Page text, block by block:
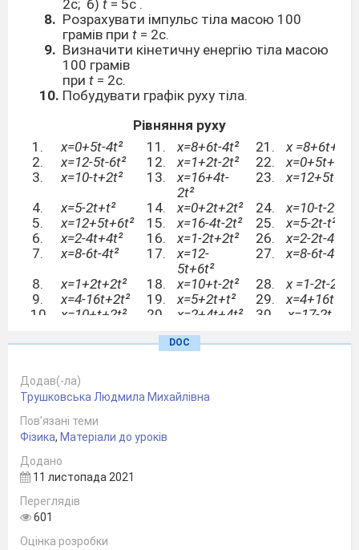
2с; б) t = 5с .
Розрахувати імпульс тіла масою 100
грамів при t= 2с.
Визначити кінетичну енергію тіла масою
100 грамів
при t = 2с.
Побудувати графік руху тіла.
Рівняння руху
1.
x=0+5t-4t² 11. x=8+6t-4t² 21.
x =8+6t+4t²
2.
x=12-5t-6t² 12. x=1+2t-2t² 22.
x=0+5t+4t²
3.
x=10-t+2t² 13.
x=16+4t-
2t²
23.
x=12+5t+t²
4.
x=5-2t+t² 14. x=0+2t+2t² 24.
x=10-t-2t²
5.
x=12+5t+6t² 15. x=16-4t-2t² 25.
x=5-2t-t²
6.
x=2-4t+4t² 16. x=1-2t+2t² 26.
x=2-2t-4t²
7.
x=8-6t-4t² 17.
x=12-
5t+6t²
27.
x=8-6t-4t²
8.
x=1+2t+2t² 18. x=10+t-2t² 28.
x =1-2t-2t²
9.
x=4-16t+2t² 19. x=5+2t+t² 29.
x=4+16t+2t²
10.
x=10+t+2t² 20. x=2+4t+4t² 30.
x=17-2t
DOC
Додав(-ла)
Трушковська Людмила Михайлівна
Пов’язані теми
Фізика, Матеріали до уроків
Додано
11 листопада 2021
Переглядів
601
Оцінка розробки